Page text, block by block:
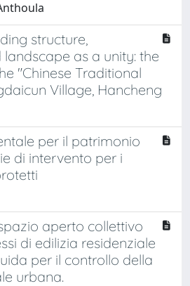
structure,
as a unity: the
"Chinese Traditional
Village, Hancheng
per il patrimonio
di intervento per i
aperto collettivo
di edilizia residenziale
per il controllo della
urbana.